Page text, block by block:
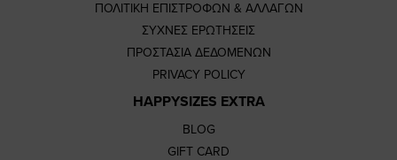
ΠΟΛΙΤΙΚΗ ΕΠΙΣΤΡΟΦΩΝ & ΑΛΛΑΓΩΝ
ΣΥΧΝΕΣ ΕΡΩΤΗΣΕΙΣ
ΠΡΟΣΤΑΣΙΑ ΔΕΔΟΜΕΝΩΝ
PRIVACY POLICY
HAPPYSIZES EXTRA
BLOG
GIFT CARD